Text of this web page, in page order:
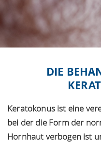
DIE
Keratokonus ist eine
bei der die Form der
Hornhaut verbogen ist